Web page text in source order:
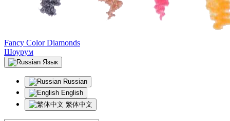
Fancy Color Diamonds
Шоурум
Язык
Russian
English
繁体中文